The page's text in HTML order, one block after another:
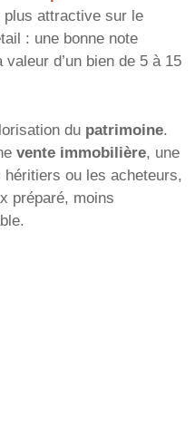
plus attractive sur le
: une bonne note
d’un bien de 5 à 15
du patrimoine.
vente immobilière, une
ou les acheteurs,
préparé, moins